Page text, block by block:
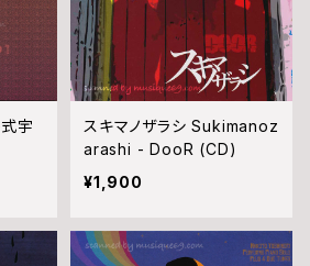
宇
スキマノザラシ Sukimanoz
arashi - DooR (CD)
¥1,900